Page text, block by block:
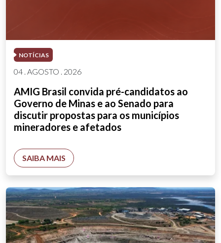
NOTÍCIAS
04 . AGOSTO . 2026
AMIG Brasil convida pré-candidatos ao
Governo de Minas e ao Senado para
discutir propostas para os municípios
mineradores e afetados
SAIBA MAIS